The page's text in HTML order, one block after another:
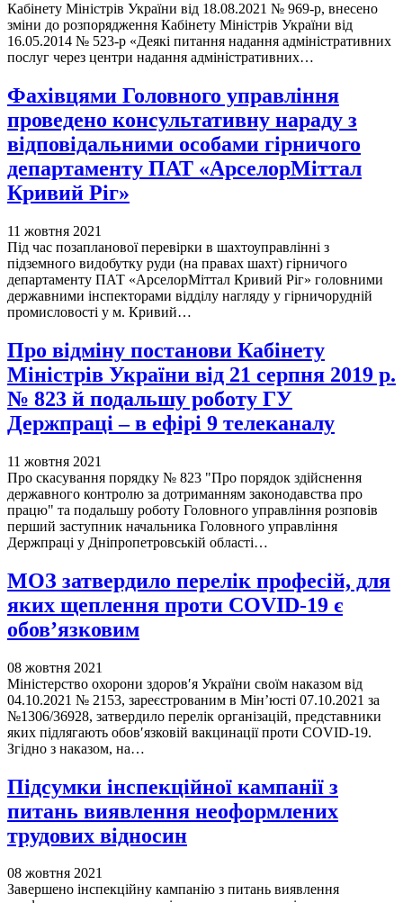
Кабінету Міністрів України від 18.08.2021 № 969-р, внесено
зміни до розпорядження Кабінету Міністрів України від
16.05.2014 № 523-р «Деякі питання надання адміністративних
послуг через центри надання адміністративних…
Фахівцями Головного управління
проведено консультативну нараду з
відповідальними особами гірничого
департаменту ПАТ «АрселорМіттал
Кривий Ріг»
11 жовтня 2021
Під час позапланової перевірки в шахтоуправлінні з
підземного видобутку руди (на правах шахт) гірничого
департаменту ПАТ «АрселорМіттал Кривий Ріг» головними
державними інспекторами відділу нагляду у гірничорудній
промисловості у м. Кривий…
Про відміну постанови Кабінету
Міністрів України від 21 серпня 2019 р.
№ 823 й подальшу роботу ГУ
Держпраці – в ефірі 9 телеканалу
11 жовтня 2021
Про скасування порядку № 823 "Про порядок здійснення
державного контролю за дотриманням законодавства про
працю" та подальшу роботу Головного управління розповів
перший заступник начальника Головного управління
Держпраці у Дніпропетровській області…
МОЗ затвердило перелік професій, для
яких щеплення проти COVID-19 є
обов’язковим
08 жовтня 2021
Міністерство охорони здоров′я України своїм наказом від
04.10.2021 № 2153, зареєстрованим в Мін’юсті 07.10.2021 за
№1306/36928, затвердило перелік організацій, представники
яких підлягають обов′язковій вакцинації проти COVID-19.
Згідно з наказом, на…
Підсумки інспекційної кампанії з
питань виявлення неоформлених
трудових відносин
08 жовтня 2021
Завершено інспекційну кампанію з питань виявлення